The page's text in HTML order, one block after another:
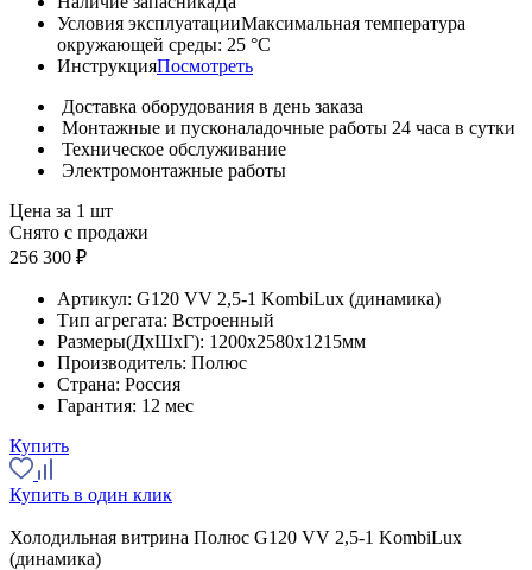
Условия эксплуатацииМаксимальная температура
окружающей среды: 25 °С
ИнструкцияПосмотреть
Доставка оборудования в день заказа
Монтажные и пусконаладочные работы 24 часа в сутки
Техническое обслуживание
Электромонтажные работы
Цена за 1 шт
Снято с продажи
256 300 ₽
Артикул: G120 VV 2,5-1 KombiLux (динамика)
Тип агрегата: Встроенный
Размеры(ДхШхГ): 1200x2580x1215мм
Производитель: Полюс
Страна: Россия
Гарантия: 12 мес
Купить
Купить в один клик
Холодильная витрина Полюс G120 VV 2,5-1 KombiLux
(динамика)